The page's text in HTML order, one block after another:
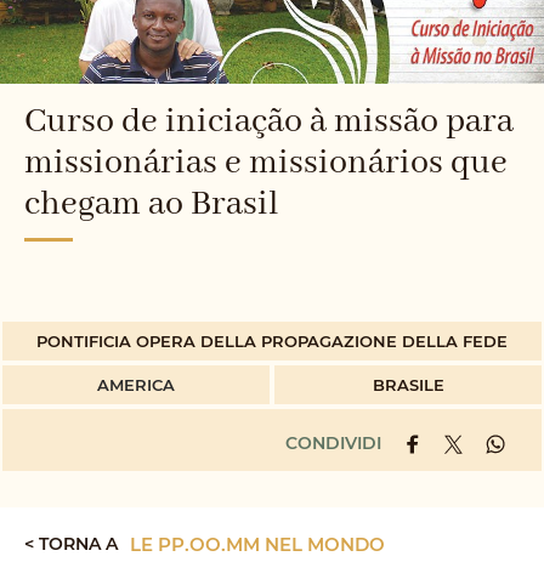
Curso de iniciação à missão para
missionárias e missionários que
chegam ao Brasil
PONTIFICIA OPERA DELLA PROPAGAZIONE DELLA FEDE
AMERICA BRASILE
CONDIVIDI
< TORNA A LE PP.OO.MM NEL MONDO